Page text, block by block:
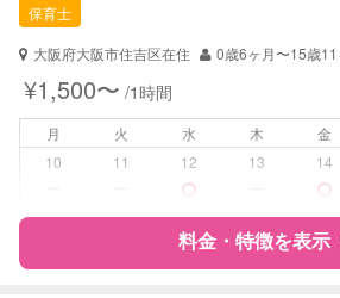
対応可能/特徴
早朝対応
病児対応 病児、病後児、
障がい児対応 対応可否は個
レッスン
英語レッスン
保育士
大阪府大阪市住吉区在住
0歳6ヶ月〜15歳11
¥1,500〜 /1時間
月 火 水 木 金
10
11 12 13 14
料金・特徴を表示